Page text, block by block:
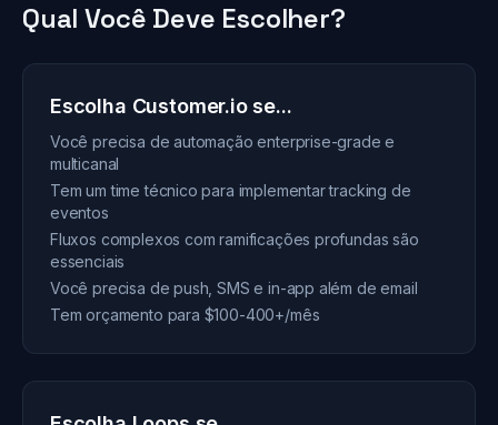
Qual Você Deve Escolher?
Escolha Customer.io se...
Você precisa de automação enterprise-grade e
multicanal
Tem um time técnico para implementar tracking de
eventos
Fluxos complexos com ramificações profundas são
essenciais
Você precisa de push, SMS e in-app além de email
Tem orçamento para $100-400+/mês